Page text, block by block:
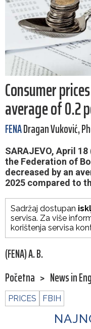
Consumer
average of 0.2
FENADragan Vuković,
SARAJEVO, April
the Federation of
decreased by an
2025 compared to
Sadržaj dostupan
servisa. Za više
korištenja servisa
(FENA) A. B.
Početna > News in
PRICES FBIH